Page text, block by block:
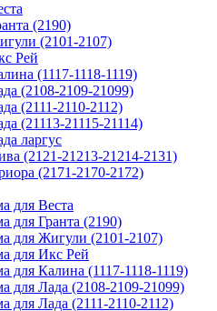
(2190)
(2101-2107)
Рей
(1117-1118-1119)
(2108-2109-21099)
(2111-2110-2112)
(21113-21115-21114)
ларгус
(2121-21213-21214-2131)
(2171-2170-2172)
для Веста
для Гранта (2190)
для Жигули (2101-2107)
для Икс Рей
для Калина (1117-1118-1119)
для Лада (2108-2109-21099)
для Лада (2111-2110-2112)